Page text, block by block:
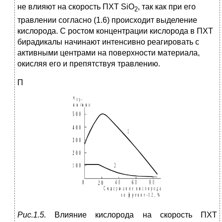
не влияют на скорость ПХТ SiO2, так как при его
травлении согласно (1.6) происходит выделение
кислорода. С ростом концентрации кислорода в ПХТ
бирадикалы начинают интенсивно реагировать с
активными центрами на поверхности материала,
окисляя его и препятствуя травлению.
П
Рис.1.5. Влияние кислорода на скорость ПХТ